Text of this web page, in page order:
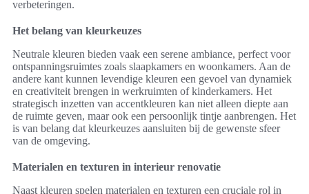
verbeteringen.
Het belang van kleurkeuzes
Neutrale kleuren bieden vaak een serene ambiance, perfect voor
ontspanningsruimtes zoals slaapkamers en woonkamers. Aan de
andere kant kunnen levendige kleuren een gevoel van dynamiek
en creativiteit brengen in werkruimten of kinderkamers. Het
strategisch inzetten van accentkleuren kan niet alleen diepte aan
de ruimte geven, maar ook een persoonlijk tintje aanbrengen. Het
is van belang dat kleurkeuzes aansluiten bij de gewenste sfeer
van de omgeving.
Materialen en texturen in interieur renovatie
Naast kleuren spelen materialen en texturen een cruciale rol in